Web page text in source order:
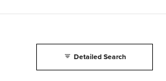
Detailed Search